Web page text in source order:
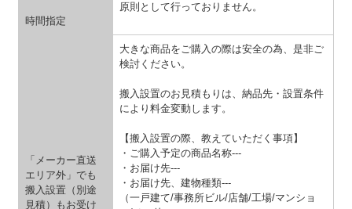
原則として行っておりません。
時間指定
「メーカー直送
エリア外」でも
搬入設置（別途
見積）もお受け
大きな商品をご購入の際は安全の為、是非ご
検討ください。
搬入設置のお見積もりは、納品先・設置条件
により料金変動します。
【搬入設置の際、教えていただく事項】
・ご購入予定の商品名称---
・お届け先---
・お届け先、建物種類---
（一戸建て/事務所ビル/店舗/工場/マンショ